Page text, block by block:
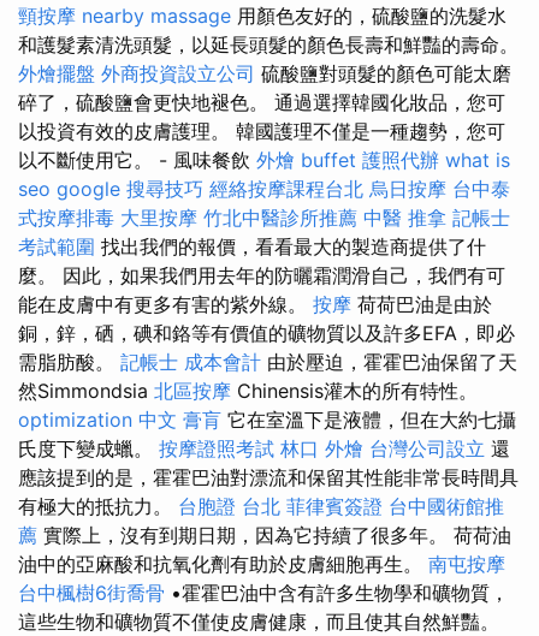
頸按摩 nearby massage 用顏色友好的，硫酸鹽的洗髮水
和護髮素清洗頭髮，以延長頭髮的顏色長壽和鮮豔的壽命。
外燴擺盤 外商投資設立公司 硫酸鹽對頭髮的顏色可能太磨
碎了，硫酸鹽會更快地褪色。 通過選擇韓國化妝品，您可
以投資有效的皮膚護理。 韓國護理不僅是一種趨勢，您可
以不斷使用它。 - 風味餐飲 外燴 buffet 護照代辦 what is
seo google 搜尋技巧 經絡按摩課程台北 烏日按摩 台中泰
式按摩排毒 大里按摩 竹北中醫診所推薦 中醫 推拿 記帳士
考試範圍 找出我們的報價，看看最大的製造商提供了什
麼。 因此，如果我們用去年的防曬霜潤滑自己，我們有可
能在皮膚中有更多有害的紫外線。 按摩 荷荷巴油是由於
銅，鋅，硒，碘和鉻等有價值的礦物質以及許多EFA，即必
需脂肪酸。 記帳士 成本會計 由於壓迫，霍霍巴油保留了天
然Simmondsia 北區按摩 Chinensis灌木的所有特性。
optimization 中文 膏肓 它在室溫下是液體，但在大約七攝
氏度下變成蠟。 按摩證照考試 林口 外燴 台灣公司設立 還
應該提到的是，霍霍巴油對漂流和保留其性能非常長時間具
有極大的抵抗力。 台胞證 台北 菲律賓簽證 台中國術館推
薦 實際上，沒有到期日期，因為它持續了很多年。 荷荷油
油中的亞麻酸和抗氧化劑有助於皮膚細胞再生。 南屯按摩
台中楓樹6街喬骨 •霍霍巴油中含有許多生物學和礦物質，
這些生物和礦物質不僅使皮膚健康，而且使其自然鮮豔。